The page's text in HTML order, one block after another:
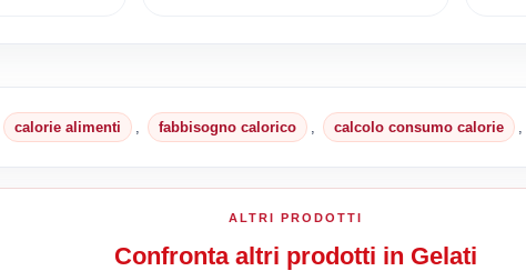
calorie alimenti fabbisogno calorico calcolo consumo calorie
ALTRI PRODOTTI
Confronta altri prodotti in Gelati